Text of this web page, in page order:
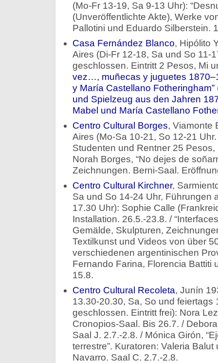
(Mo-Fr 13-19, Sa 9-13 Uhr):
(Unveröffentlichte Akte), Werke
Pallotini und Eduardo Silberstein.
Casa Fernández Blanco, Hipólito
Aires (Di-Fr 12-18, Sa und So 11-
geschlossen. Eintritt 2 Pesos, Mi
vez…, muñecas y juguetes
y María Castellano
und Spielzeug aus den Jahren
Mabel und María Castellano
Centro Cultural Borges, Viamonte
Aires (Mo-Sa 10-21, So 12-21
Studenten und Rentner 25
Norah Borges, “No dejes de
Zeichnungen. Berni-Saal.
Centro Cultural Kirchner,
Sa und So 14-24 Uhr, Führungen
17.30 Uhr): Sophie Calle
Installation. 26.5.-23.8. /
Gemälde, Skulpturen,
Textilkunst und Videos von über
verschiedenen argentinischen
Fernando Farina, Florencia Battiti
15.8.
Centro Cultural Recoleta, Junín
13.30-20.30, Sa, So und feiertags
geschlossen. Eintritt frei): Nora
Cronopios-Saal. Bis 26.7. /
Saal J. 2.7.-2.8. / Mónica Girón,
terrestre”. Kuratoren: Valeria
Navarro. Saal C. 2.7.-2.8.